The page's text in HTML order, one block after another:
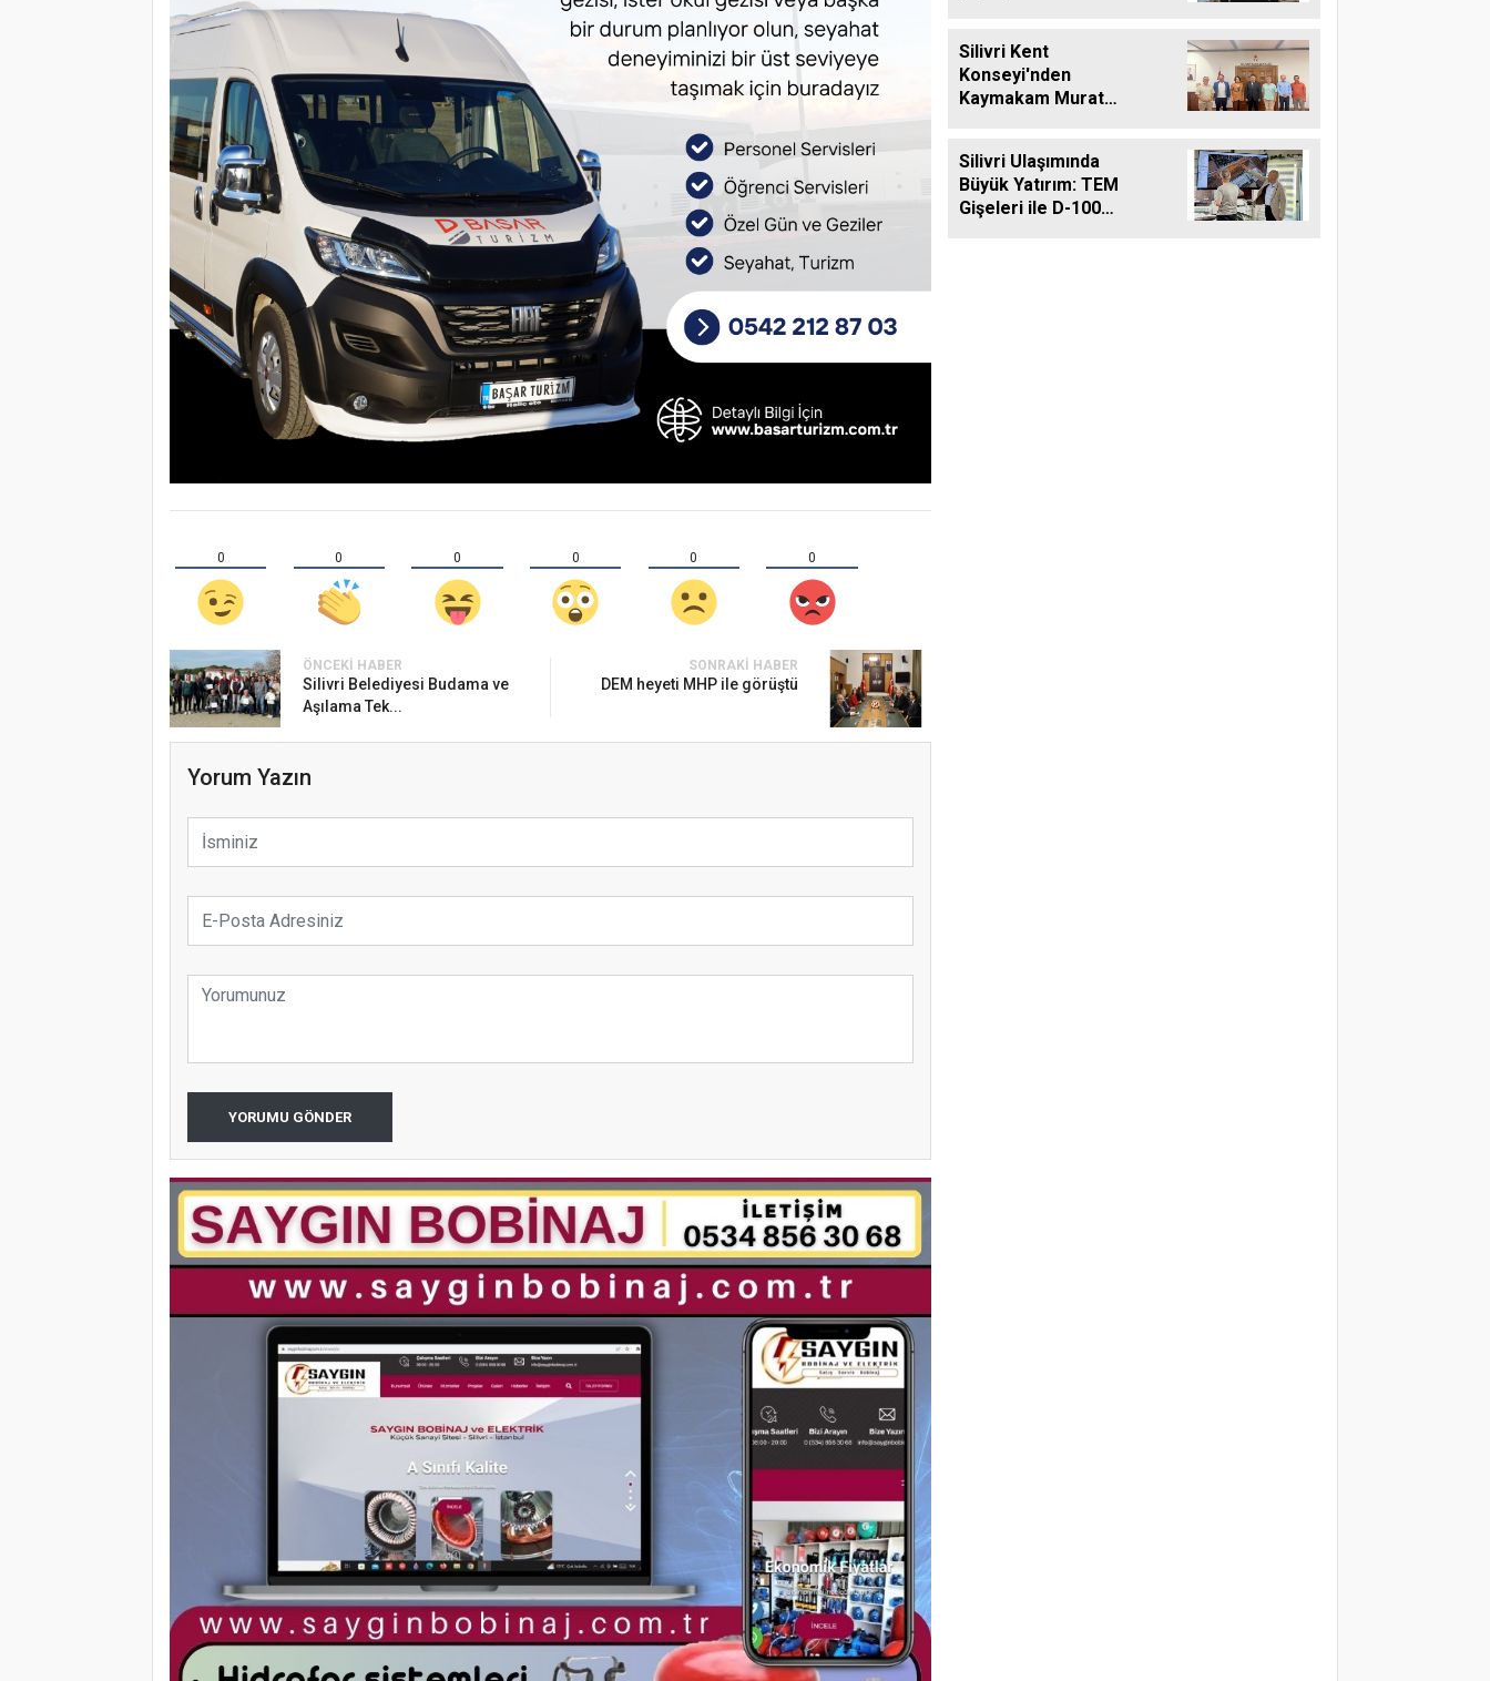
0 0 0 0 0 0
ÖNCEKI HABER
Silivri Belediyesi Budama ve
Aşılama Tek...
SONRAKI HABER
DEM heyeti MHP ile görüştü
Yorum Yazın
YORUMU GÖNDER
Silivri Kent
Konseyi'nden
Kaymakam Murat
Silivri Ulaşımında
Büyük Yatırım: TEM
Gişeleri ile D-100